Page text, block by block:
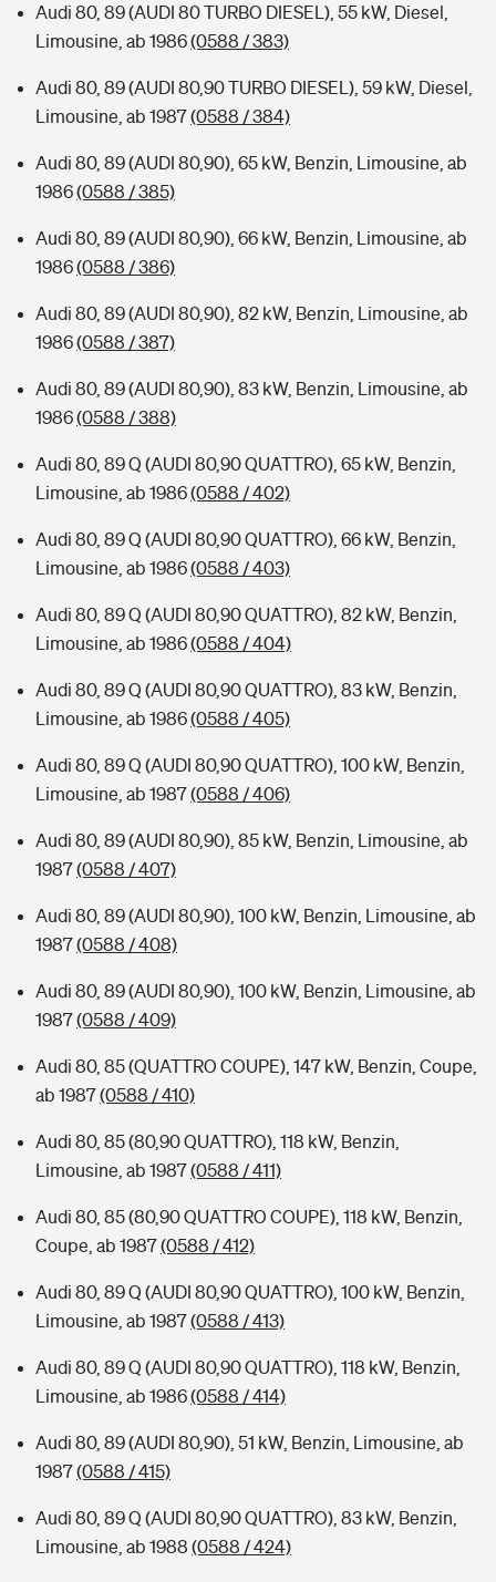
Audi 80, 89 (AUDI 80 TURBO DIESEL), 55 kW, Diesel,
Limousine, ab 1986(0588 / 383)
Audi 80, 89 (AUDI 80,90 TURBO DIESEL), 59 kW, Diesel,
Limousine, ab 1987(0588 / 384)
Audi 80, 89 (AUDI 80,90), 65 kW, Benzin, Limousine, ab
1986(0588 / 385)
Audi 80, 89 (AUDI 80,90), 66 kW, Benzin, Limousine, ab
1986(0588 / 386)
Audi 80, 89 (AUDI 80,90), 82 kW, Benzin, Limousine, ab
1986(0588 / 387)
Audi 80, 89 (AUDI 80,90), 83 kW, Benzin, Limousine, ab
1986(0588 / 388)
Audi 80, 89 Q (AUDI 80,90 QUATTRO), 65 kW, Benzin,
Limousine, ab 1986(0588 / 402)
Audi 80, 89 Q (AUDI 80,90 QUATTRO), 66 kW, Benzin,
Limousine, ab 1986(0588 / 403)
Audi 80, 89 Q (AUDI 80,90 QUATTRO), 82 kW, Benzin,
Limousine, ab 1986(0588 / 404)
Audi 80, 89 Q (AUDI 80,90 QUATTRO), 83 kW, Benzin,
Limousine, ab 1986(0588 / 405)
Audi 80, 89 Q (AUDI 80,90 QUATTRO), 100 kW, Benzin,
Limousine, ab 1987(0588 / 406)
Audi 80, 89 (AUDI 80,90), 85 kW, Benzin, Limousine, ab
1987(0588 / 407)
Audi 80, 89 (AUDI 80,90), 100 kW, Benzin, Limousine, ab
1987(0588 / 408)
Audi 80, 89 (AUDI 80,90), 100 kW, Benzin, Limousine, ab
1987(0588 / 409)
Audi 80, 85 (QUATTRO COUPE), 147 kW, Benzin, Coupe,
ab 1987(0588 / 410)
Audi 80, 85 (80,90 QUATTRO), 118 kW, Benzin,
Limousine, ab 1987(0588 / 411)
Audi 80, 85 (80,90 QUATTRO COUPE), 118 kW, Benzin,
Coupe, ab 1987(0588 / 412)
Audi 80, 89 Q (AUDI 80,90 QUATTRO), 100 kW, Benzin,
Limousine, ab 1987(0588 / 413)
Audi 80, 89 Q (AUDI 80,90 QUATTRO), 118 kW, Benzin,
Limousine, ab 1986(0588 / 414)
Audi 80, 89 (AUDI 80,90), 51 kW, Benzin, Limousine, ab
1987(0588 / 415)
Audi 80, 89 Q (AUDI 80,90 QUATTRO), 83 kW, Benzin,
Limousine, ab 1988 (0588 / 424)